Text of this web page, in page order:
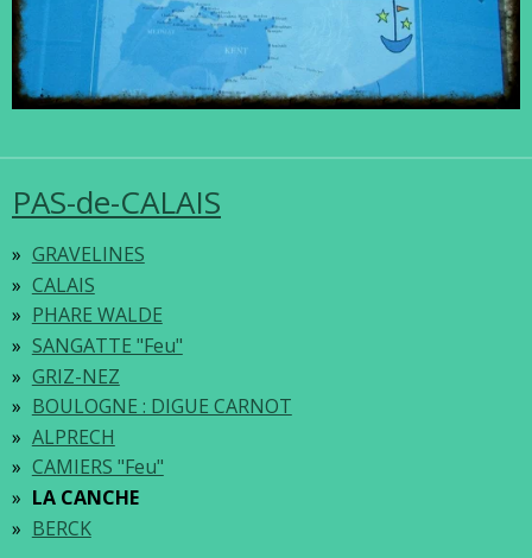
PAS-de-CALAIS
GRAVELINES
CALAIS
PHARE WALDE
SANGATTE "Feu"
GRIZ-NEZ
BOULOGNE : DIGUE CARNOT
ALPRECH
CAMIERS "Feu"
LA CANCHE
BERCK